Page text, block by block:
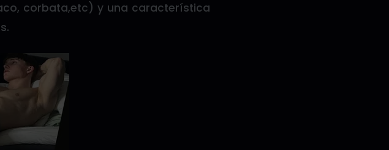
corbata,etc) y una característica